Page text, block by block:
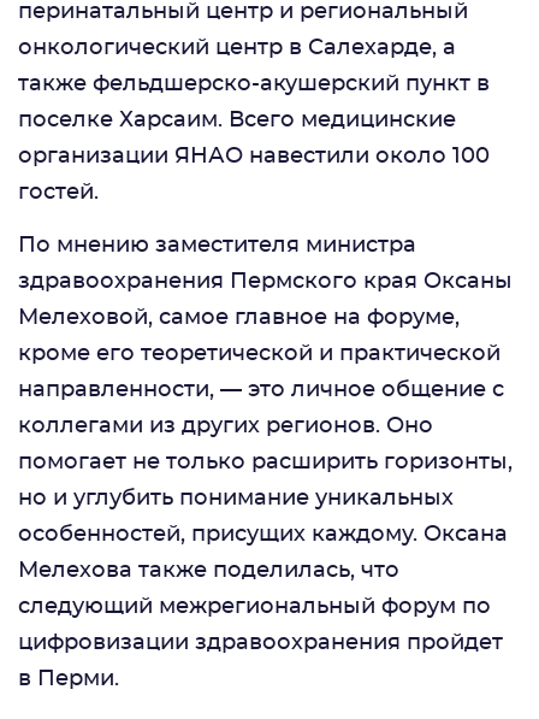
перинатальный центр и региональный
онкологический центр в Салехарде, а
также фельдшерско-акушерский пункт в
поселке Харсаим. Всего медицинские
организации ЯНАО навестили около 100
гостей.
По мнению заместителя министра
здравоохранения Пермского края Оксаны
Мелеховой, самое главное на форуме,
кроме его теоретической и практической
направленности, — это личное общение с
коллегами из других регионов. Оно
помогает не только расширить горизонты,
но и углубить понимание уникальных
особенностей, присущих каждому. Оксана
Мелехова также поделилась, что
следующий межрегиональный форум по
цифровизации здравоохранения пройдет
в Перми.